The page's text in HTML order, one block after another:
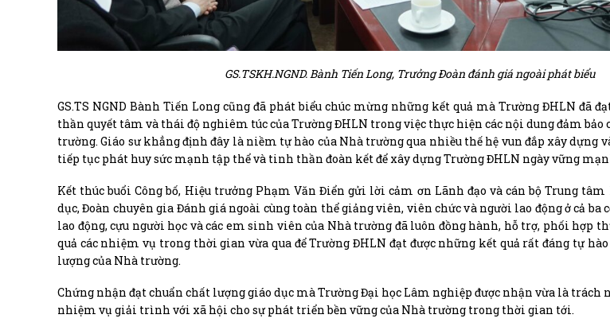
GS.TSKH.NGND. Bành Tiến Long, Trưởng Đoàn đánh giá ngoài phát biểu
GS.TS NGND Bành Tiến Long cũng đã phát biểu chúc mừng những kết quả mà Trường ĐHLN đã
thần quyết tâm và thái độ nghiêm túc của Trường ĐHLN trong việc thực hiện các nội dung đảm bảo
trường. Giáo sư khẳng định đây là niềm tự hào của Nhà trường qua nhiều thế hệ vun đắp xây dựng
tiếp tục phát huy sức mạnh tập thể và tinh thần đoàn kết để xây dựng Trường ĐHLN ngày vững
Kết thúc buổi Công bố, Hiệu trưởng Phạm Văn Điển gửi lời cảm ơn Lãnh đạo và cán bộ Trung
dục, Đoàn chuyên gia Đánh giá ngoài cùng toàn thể giảng viên, viên chức và người lao động ở cả ba
lao động, cựu người học và các em sinh viên của Nhà trường đã luôn đồng hành, hỗ trợ, phối hợp
quả các nhiệm vụ trong thời gian vừa qua để Trường ĐHLN đạt được những kết quả rất đáng tự
lượng của Nhà trường.
Chứng nhận đạt chuẩn chất lượng giáo dục mà Trường Đại học Lâm nghiệp được nhận vừa là
nhiệm vụ giải trình với xã hội cho sự phát triển bền vững của Nhà trường trong thời gian tới.